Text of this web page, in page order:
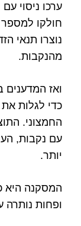
ערכו ניסוי
חולקו
נוצרו תנאי
מהנקבות.
ואז המדענים
כדי לגלות
החמצוני.
עם נקבות,
יותר.
המסקנה היא
ופחות נותרה